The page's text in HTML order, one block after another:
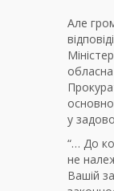
Але
у
“… До
не
Вашій